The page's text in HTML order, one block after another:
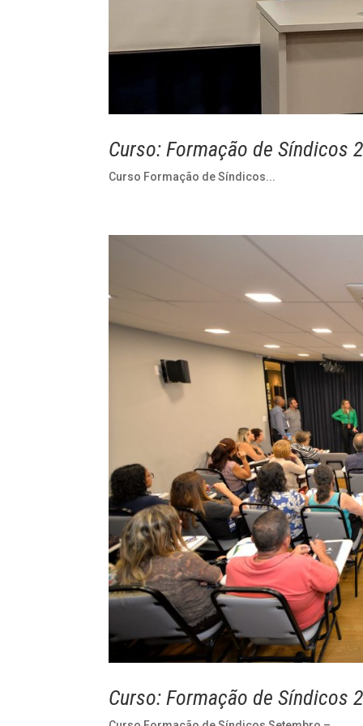
Curso: Formação de Síndicos
Curso Formação de Síndicos...
Curso: Formação de Síndicos